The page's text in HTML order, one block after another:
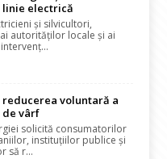
linie electrică
și silvicultori,
autorităților locale și ai
voluntară a
de vârf
solicită consumatorilor
instituțiilor publice și
să r...